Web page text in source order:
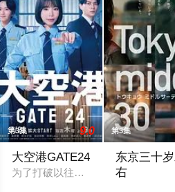
第3集 9.0
大空港GATE24
为了打破以往各部门各自为政的死
第3集
东京三十
右